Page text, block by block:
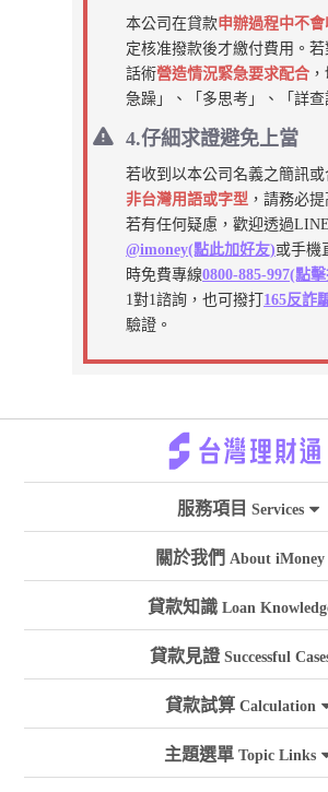
本公司在貸款申辦過程中不會
定核准撥款後才繳付費用。若
話術營造情況緊急要求配合
急躁」、「多思考」、「詳查
4.仔細求證避免上當
若收到以本公司名義之簡訊
非台灣用語或字型 ，請務必提
若有任何疑慮，歡迎透過
@imoney(點此加好友)或手機
時免費專線0800-885-997(點
1對1諮詢，也可撥打 165反詐
驗證。
服務項目 Services
關於我們 About iMoney
貸款知識 Loan
貸款見證 Successful
貸款試算 Calculation
主題選單 Topic Links